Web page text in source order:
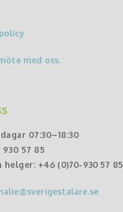
med oss.
07:30–18:30
57 85
helger: +46 (0)70-930 57 85